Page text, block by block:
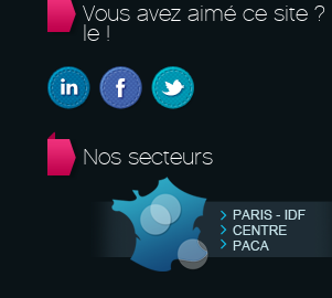
Vous avez aimé ce site ?
le !
Nos secteurs